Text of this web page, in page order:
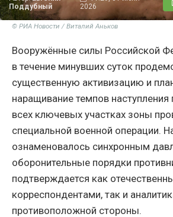
Поддубный
2026
© РИА Новости / Виталий Аньков
Вооружённые силы Российской
в течение минувших суток
существенную активизацию и
наращивание темпов наступления
всех ключевых участках зоны
специальной военной операции.
ознаменовалось синхронным
оборонительные порядки
подтверждается как
корреспондентами, так и
противоположной стороны.